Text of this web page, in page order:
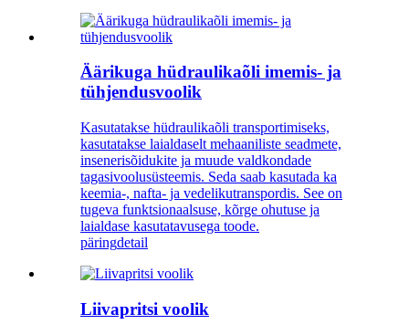
Äärikuga hüdraulikaõli imemis- ja
tühjendusvoolik
Kasutatakse hüdraulikaõli transportimiseks,
kasutatakse laialdaselt mehaaniliste seadmete,
insenerisõidukite ja muude valdkondade
tagasivoolusüsteemis. Seda saab kasutada ka
keemia-, nafta- ja vedelikutranspordis. See on
tugeva funktsionaalsuse, kõrge ohutuse ja
laialdase kasutatavusega toode.
päringdetail
Liivapritsi voolik